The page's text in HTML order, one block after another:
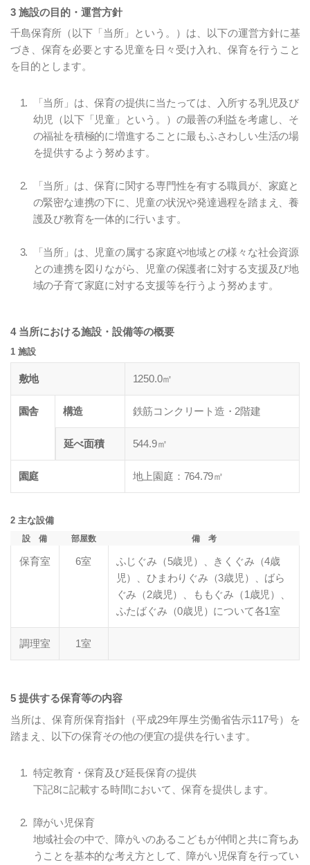
3 施設の目的・運営方針
千島保育所（以下「当所」という。）は、以下の運営方針に基
づき、保育を必要とする児童を日々受け入れ、保育を行うこと
を目的とします。
「当所」は、保育の提供に当たっては、入所する乳児及び
幼児（以下「児童」という。）の最善の利益を考慮し、そ
の福祉を積極的に増進することに最もふさわしい生活の場
を提供するよう努めます。
「当所」は、保育に関する専門性を有する職員が、家庭と
の緊密な連携の下に、児童の状況や発達過程を踏まえ、養
護及び教育を一体的に行います。
「当所」は、児童の属する家庭や地域との様々な社会資源
との連携を図りながら、児童の保護者に対する支援及び地
域の子育て家庭に対する支援等を行うよう努めます。
4 当所における施設・設備等の概要
1 施設
敷地 1250.0㎡
園舎 構造 鉄筋コンクリート造・2階建
延べ面積 544.9㎡
園庭 地上園庭：764.79㎡
2 主な設備
設 備 部屋数 備 考
保育室 6室
ふじぐみ（5歳児）、きくぐみ（4歳
児）、ひまわりぐみ（3歳児）、ばら
ぐみ（2歳児）、ももぐみ（1歳児）、
ふたばぐみ（0歳児）について各1室
調理室 1室
5 提供する保育等の内容
当所は、保育所保育指針（平成29年厚生労働省告示117号）を
踏まえ、以下の保育その他の便宜の提供を行います。
特定教育・保育及び延長保育の提供
下記8に記載する時間において、保育を提供します。
障がい児保育
地域社会の中で、障がいのあるこどもが仲間と共に育ちあ
うことを基本的な考え方として、障がい児保育を行ってい